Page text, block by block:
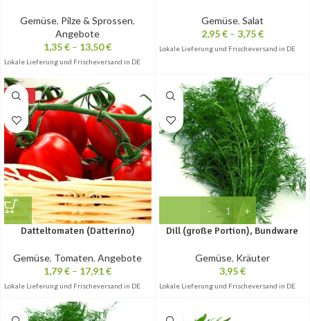
Gemüse, Pilze & Sprossen,
Angebote
1,35€ – 13,50€
Lokale Lieferung und Frischeversand in DE
Gemüse, Salat
2,95€– 3,75€
Lokale Lieferung und Frischeversand in DE
-10%
Datteltomaten (Datterino)
Gemüse, Tomaten,Angebote
1,79€ – 17,91€
Lokale Lieferung und Frischeversand in DE
Dill (große Portion), Bundware
Gemüse, Kräuter
3,95€
Lokale Lieferung und Frischeversand in DE